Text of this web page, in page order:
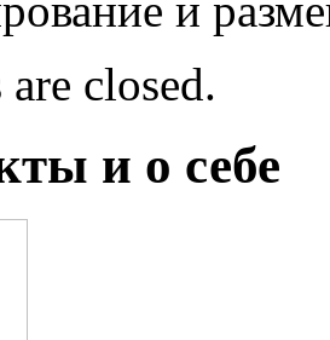
и
closed.
и о себе